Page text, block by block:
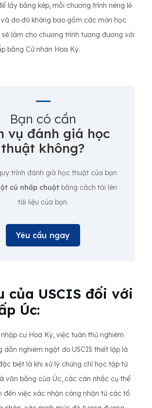
lấy bằng kép, mỗi chương trình riêng lẻ
do đó không bao gồm các môn học
làm cho chương trình tương đương với
bằng Cử nhân Hoa Kỳ.
Bạn có cần
vụ đánh giá học
thuật không?
trình đánh giá học thuật của bạn
cú nhấp chuộtbằng cách tải lên
tài liệu của bạn.
Yêu cầu ngay
của USCIS đối với
Úc:
cư Hoa Kỳ, việc tuân thủ nghiêm
dẫn nghiêm ngặt do USCIS thiết lập là
biệt là khi xử lý chứng chỉ học tập từ
văn bằng của Úc, các cân nhắc cụ thể
đến việc xác nhận công nhận từ các tổ